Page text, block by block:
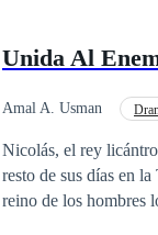
Unida Al
Amal A. Usman
Nicolás, el rey
resto de sus días en
reino de los hombres